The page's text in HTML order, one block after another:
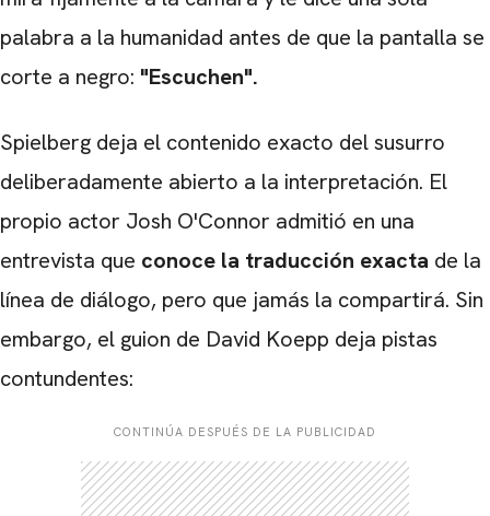
palabra a la humanidad antes de que la pantalla se
corte a negro: "Escuchen".
Spielberg deja el contenido exacto del susurro
deliberadamente abierto a la interpretación. El
propio actor Josh O'Connor admitió en una
entrevista que conoce la traducción exacta de la
línea de diálogo, pero que jamás la compartirá. Sin
embargo, el guion de David Koepp deja pistas
contundentes:
CONTINÚA DESPUÉS DE LA PUBLICIDAD